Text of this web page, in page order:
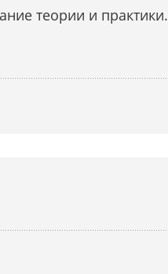
теории и практики.